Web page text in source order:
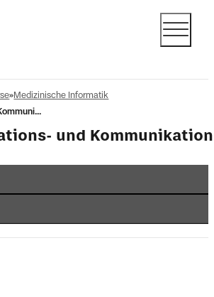
Medizinische Informatik
und